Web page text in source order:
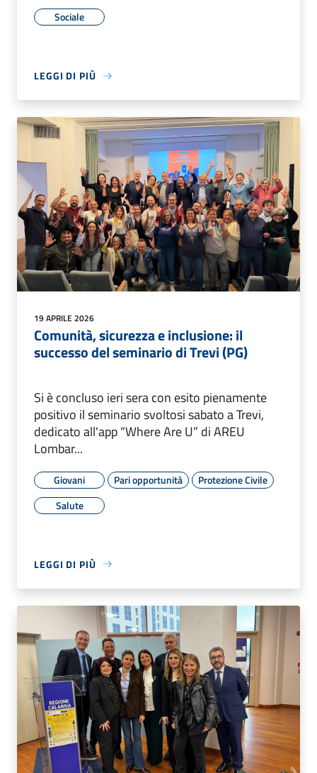
Sociale
LEGGI DI PIÙ
19 APRILE 2026
Comunità, sicurezza e inclusione: il
successo del seminario di Trevi (PG)
Si è concluso ieri sera con esito pienamente
positivo il seminario svoltosi sabato a Trevi,
dedicato all'app “Where Are U” di AREU
Lombar...
Giovani Pari opportunità
Protezione Civile
Salute
LEGGI DI PIÙ